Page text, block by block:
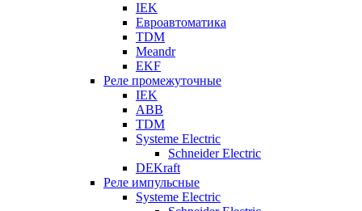
IEK
Евроавтоматика
TDM
Meandr
EKF
Реле промежуточные
IEK
ABB
TDM
Systeme Electric
Schneider Electric
DEKraft
Реле импульсные
Systeme Electric